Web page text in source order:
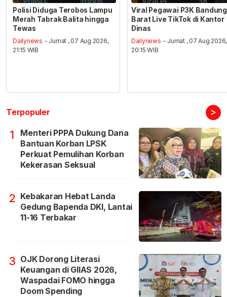
Polisi Diduga Terobos Lampu
Merah Tabrak Balita hingga
Tewas
Dailynews - Jumat , 07 Aug 2026,
21:15 WIB
Viral Pegawai P3K Bandung
Barat Live TikTok di Kantor
Dinas
Dailynews - Jumat , 07 Aug 2026,
20:15 WIB
Terpopuler >
1
Menteri PPPA Dukung Dana
Bantuan Korban LPSK
Perkuat Pemulihan Korban
Kekerasan Seksual
2 Kebakaran Hebat Landa
Gedung Bapenda DKI, Lantai
11-16 Terbakar
3 OJK Dorong Literasi
Keuangan di GIIAS 2026,
Waspadai FOMO hingga
Doom Spending